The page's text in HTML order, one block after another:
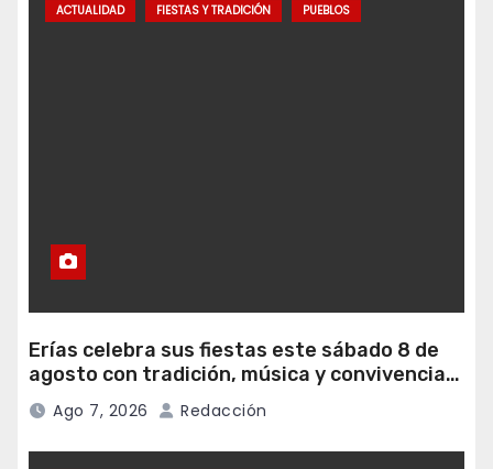
ACTUALIDAD FIESTAS Y TRADICIÓN PUEBLOS
Erías celebra sus fiestas este sábado 8 de
agosto con tradición, música y convivencia
vecinal
Ago 7, 2026 Redacción